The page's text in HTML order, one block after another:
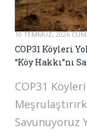
10 TEMMUZ, 2026
COP31 Köyleri
“Köy Hakkı”nı
COP31
Savunuyoruz